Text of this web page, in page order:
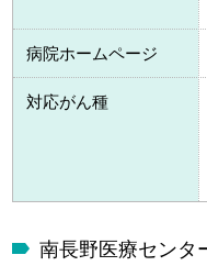
病院ホームページ
対応がん種
南長野医療センタ